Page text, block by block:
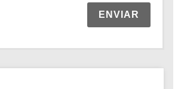
ENVIAR